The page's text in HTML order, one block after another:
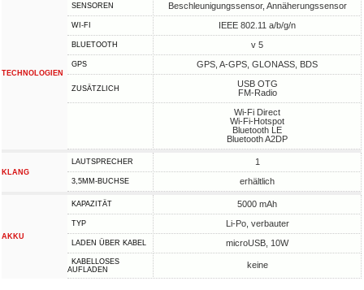
TECHNOLOGIEN
SENSOREN Beschleunigungssensor, Annäherungssensor
WI-FI IEEE 802.11 a/b/g/n
BLUETOOTH v 5
GPS GPS, A-GPS, GLONASS, BDS
ZUSÄTZLICH
USB OTG
FM-Radio
Wi-Fi Direct
Wi-Fi-Hotspot
Bluetooth LE
Bluetooth A2DP
KLANG
LAUTSPRECHER 1
3,5MM-BUCHSE erhältlich
AKKU
KAPAZITÄT 5000 mAh
TYP Li-Po, verbauter
LADEN ÜBER KABEL microUSB, 10W
KABELLOSES
AUFLADEN
keine